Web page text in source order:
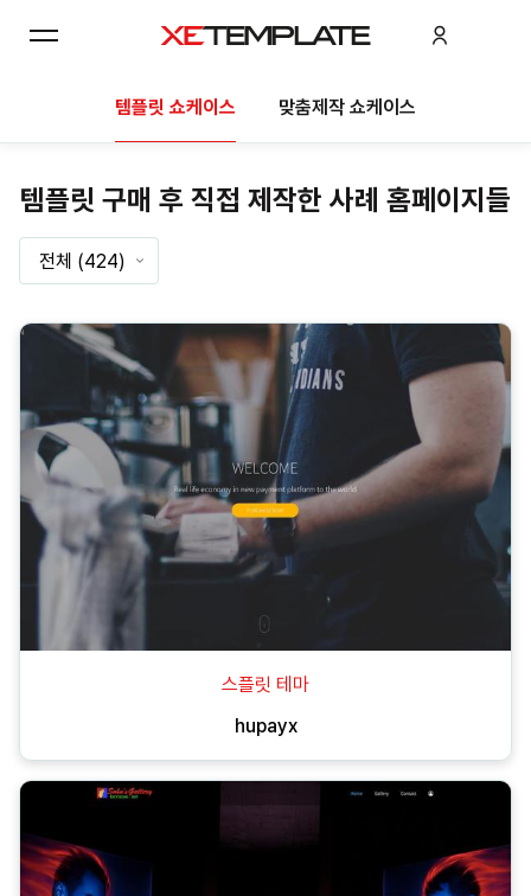
템플릿 쇼케이스 맞춤제작 쇼케이스
템플릿 구매 후 직접 제작한 사례 홈페이지들
전체 (424)
스플릿 테마
hupayx